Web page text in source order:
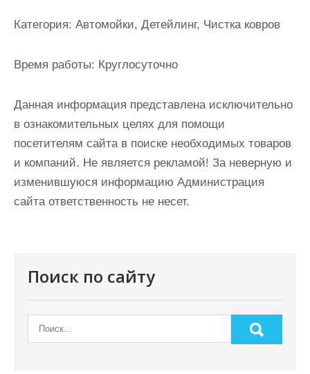
Категория: Автомойки, Детейлинг, Чистка ковров
Время работы: Круглосуточно
Данная информация представлена исключительно
в ознакомительных целях для помощи
посетителям сайта в поиске необходимых товаров
и компаний. Не является рекламой! За неверную и
изменившуюся информацию Администрация
сайта ответственность не несет.
Поиск по сайту